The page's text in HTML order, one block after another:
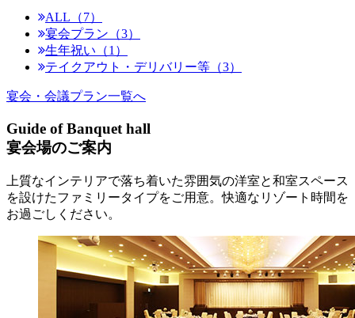
ALL（7）
宴会プラン（3）
生年祝い（1）
テイクアウト・デリバリー等（3）
宴会・会議プラン一覧へ
Guide of Banquet hall
宴会場のご案内
上質なインテリアで落ち着いた雰囲気の洋室と和室スペース
を設けたファミリータイプをご用意。快適なリゾート時間を
お過ごしください。